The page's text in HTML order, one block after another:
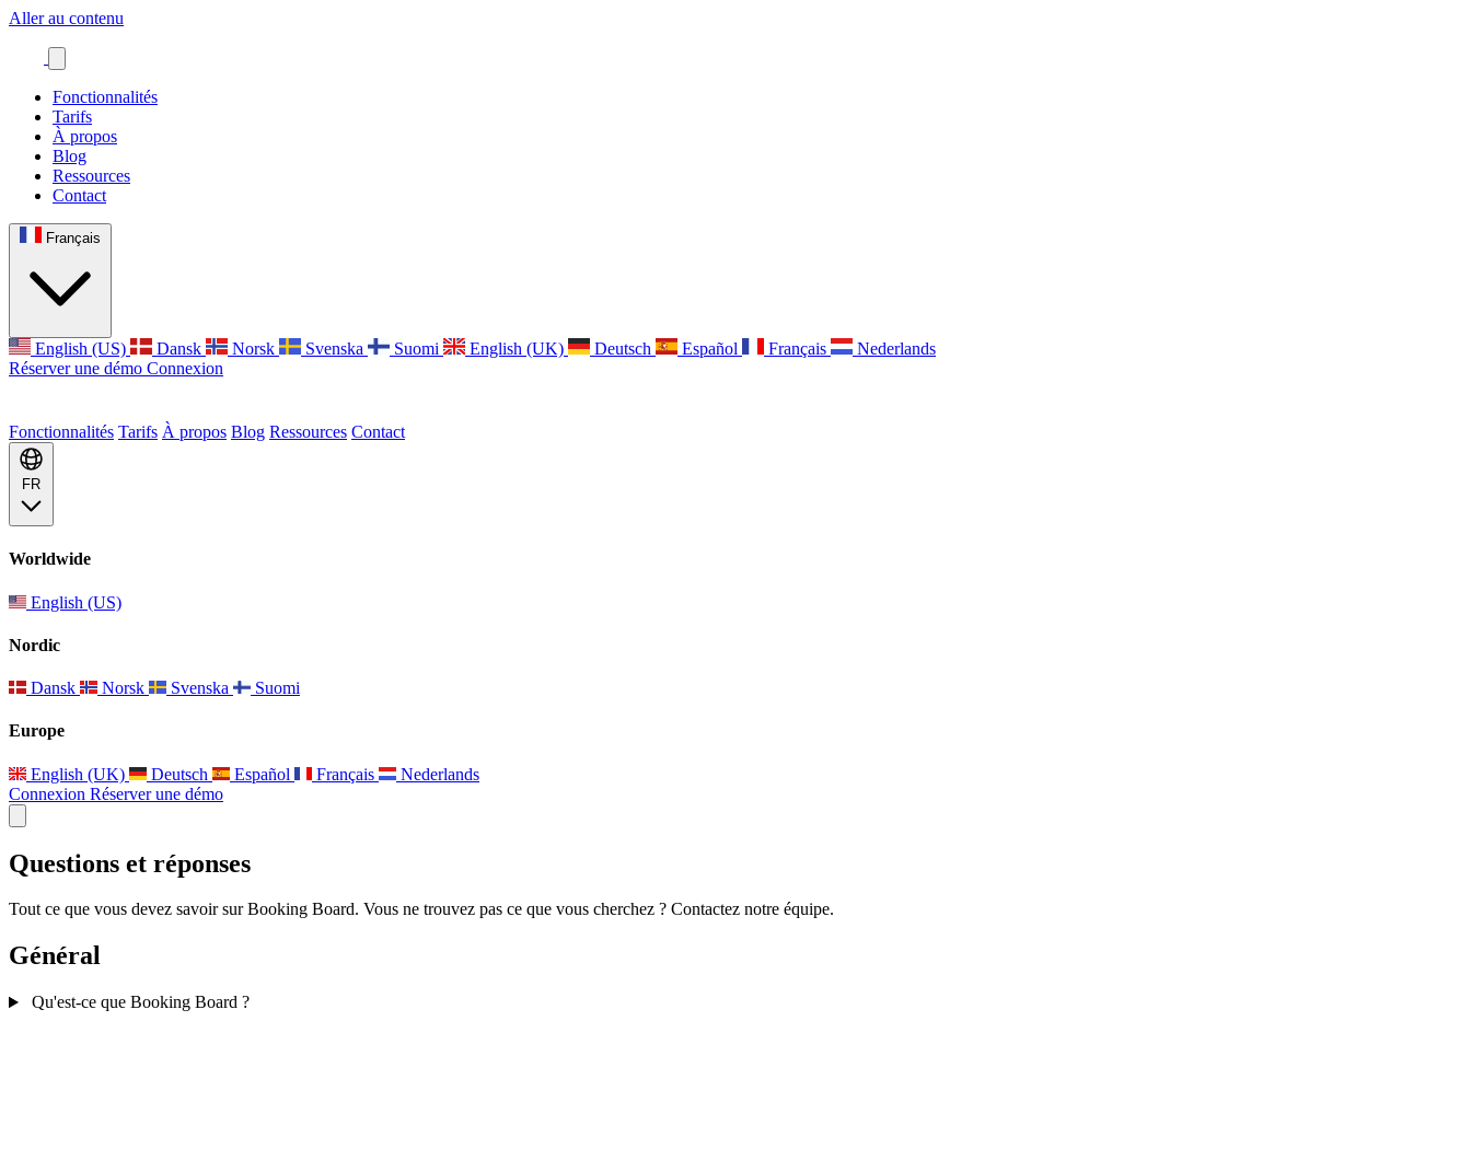
Aller au contenu
Fonctionnalités
Tarifs
À propos
Blog
Ressources
Contact
Français
English (US) Dansk Norsk Svenska Suomi English (UK) Deutsch Español Français
Nederlands
Réserver une démo Connexion
Fonctionnalités Tarifs À propos Blog Ressources Contact
FR
Worldwide
English (US)
Nordic
Dansk Norsk Svenska Suomi
Europe
English (UK) Deutsch Español Français
Nederlands
Connexion Réserver une démo
Questions et réponses
Tout ce que vous devez savoir sur Booking Board. Vous ne trouvez pas ce que vous cherchez ? Contactez notre équipe.
Général
Qu'est-ce que Booking Board ?